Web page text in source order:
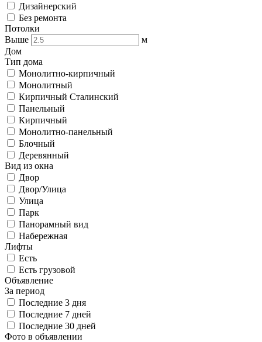
Дизайнерский
Без ремонта
Потолки
Выше
м
Дом
Тип дома
Монолитно-кирпичный
Монолитный
Кирпичный Сталинский
Панельный
Кирпичный
Монолитно-панельный
Блочный
Деревянный
Вид из окна
Двор
Двор/Улица
Улица
Парк
Панорамный вид
Набережная
Лифты
Есть
Есть грузовой
Объявление
За период
Последние 3 дня
Последние 7 дней
Последние 30 дней
Фото в объявлении